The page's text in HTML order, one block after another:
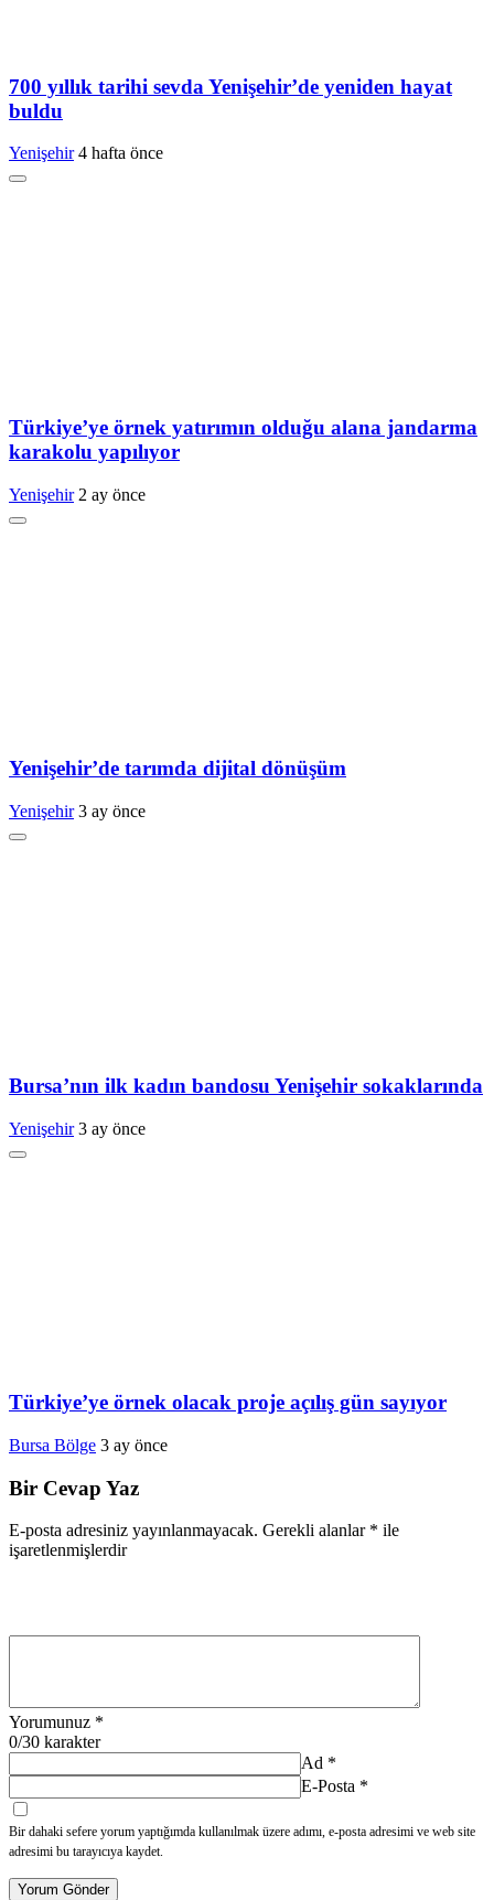
700 yıllık tarihi sevda Yenişehir’de yeniden hayat
buldu
Yenişehir 4 hafta önce
Türkiye’ye örnek yatırımın olduğu alana jandarma
karakolu yapılıyor
Yenişehir 2 ay önce
Yenişehir’de tarımda dijital dönüşüm
Yenişehir 3 ay önce
Bursa’nın ilk kadın bandosu Yenişehir sokaklarında
Yenişehir 3 ay önce
Türkiye’ye örnek olacak proje açılış gün sayıyor
Bursa Bölge 3 ay önce
Bir Cevap Yaz
E-posta adresiniz yayınlanmayacak. Gerekli alanlar * ile
işaretlenmişlerdir
Yorumunuz *
0/30 karakter
Ad *
E-Posta *
Bir dahaki sefere yorum yaptığımda kullanılmak üzere adımı, e-posta adresimi ve web site
adresimi bu tarayıcıya kaydet.
Yorum Gönder